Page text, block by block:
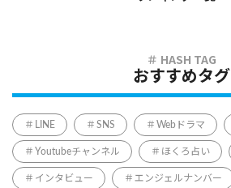
おすすめタグ
LINE SNS Webドラマ
Youtubeチャンネル ほくろ占い
インタビュー エンジェルナンバー